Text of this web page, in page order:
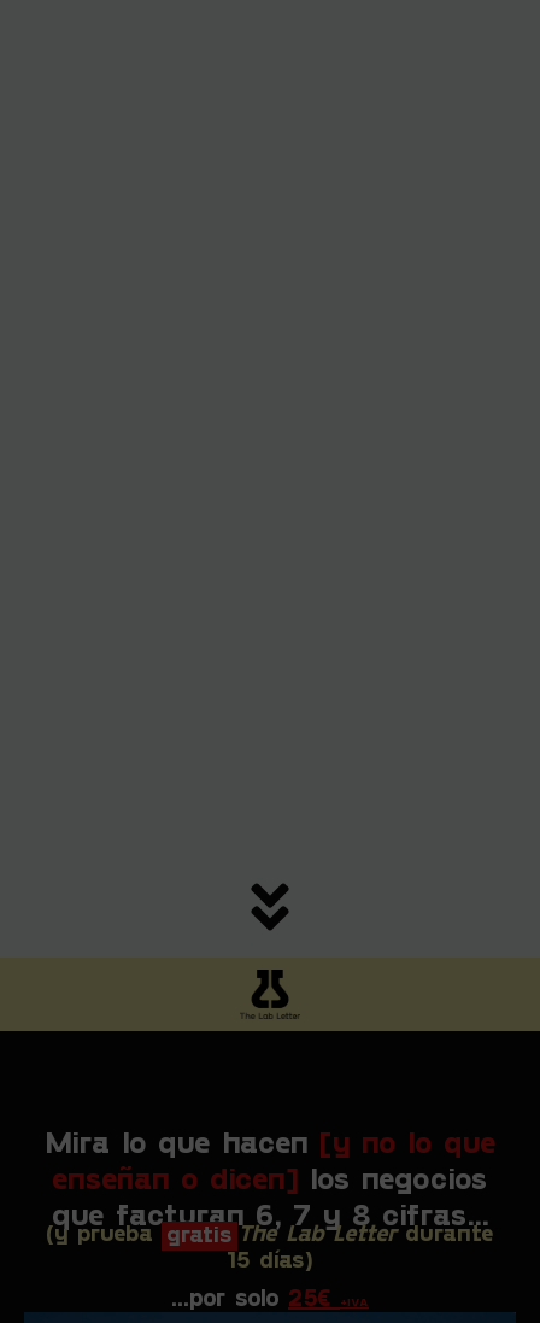
Mira lo que hacen
[y no lo que
enseñan o dicen]
los negocios
que facturan 6, 7 y 8 cifras...
(y prueba gratis The Lab Letter durante
15 días)
...por solo 25€ +IVA